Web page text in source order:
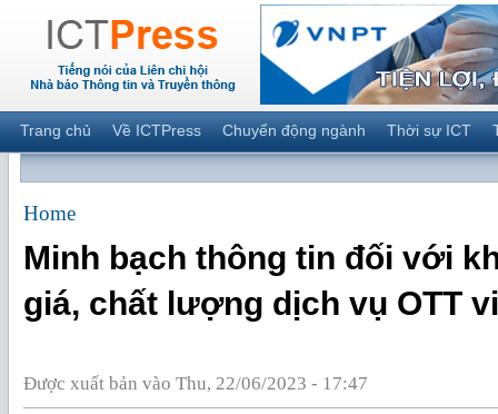
Trang chủ Về ICTPress Chuyển động ngành Thời sự ICT
Home
Minh bạch thông tin đối với
giá, chất lượng dịch vụ OTT
Được xuất bản vào Thu, 22/06/2023 - 17:47